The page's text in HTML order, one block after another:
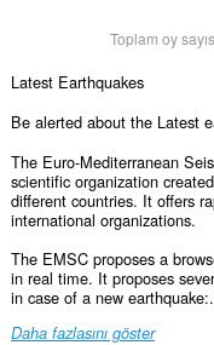
Toplam oy
Latest Earthquakes
Be alerted about the Latest
The Euro-Mediterranean
scientific organization
different countries. It offers
international organizations.
The EMSC proposes a
in real time. It proposes
in case of a new
Daha fazlasını göster